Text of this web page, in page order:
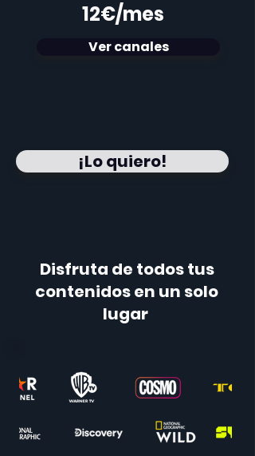
​12€/mes
Ver canales
¡Lo quiero!
Disfruta de todos tus
contenidos en un solo
lugar